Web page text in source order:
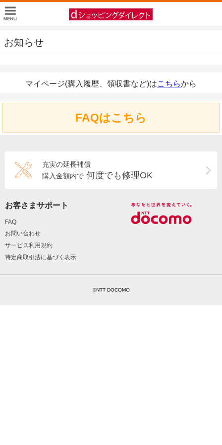
お知らせ
マイページ(購入履歴、領収書など)はこちらから
FAQはこちら
充実の延長補償
購入金額内で 何度でも修理OK
お客さまサポート
FAQ
お問い合わせ
サービス利用規約
特定商取引法に基づく表示
©NTT DOCOMO